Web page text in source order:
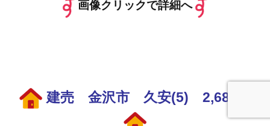
画像クリックで詳細へ
建売 金沢市 久安(5) 2,680万